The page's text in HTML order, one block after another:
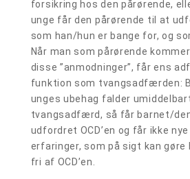
forsikring hos den pårørende,
unge får den pårørende til at
som han/hun er bange for, og
Når man som pårørende
disse ”anmodninger”, får ens
funktion som tvangsadfærden:
unges ubehag falder
tvangsadfærd, så får barnet/
udfordret OCD’en og får ikke
erfaringer, som på sigt kan gøre
fri af OCD’en.